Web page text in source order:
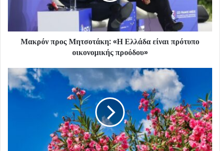
Μακρόν προς Μητσοτάκη: «Η Ελλάδα είναι πρότυπο
οικονομικής προόδου»